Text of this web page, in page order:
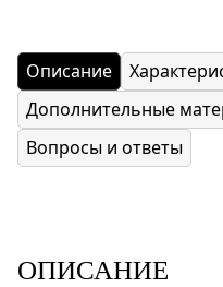
Описание
Дополнительные
Вопросы и ответы
ОПИСАНИЕ